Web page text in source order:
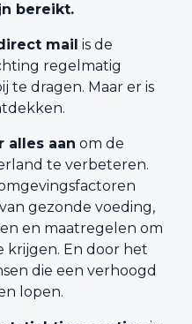
bereikt.
mail is de
regelmatig
te dragen. Maar er is
alles aan om de
te verbeteren.
gezonde voeding,
en maatregelen om
krijgen. En door het
die een verhoogd
lopen.